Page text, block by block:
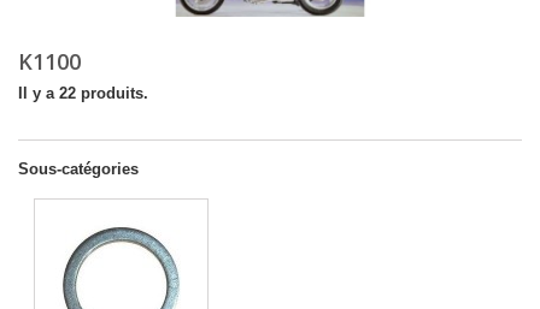
K1100
Il y a 22 produits.
Sous-catégories